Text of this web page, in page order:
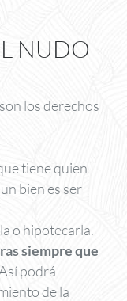
NUDO
los derechos
tiene quien
bien es ser
o hipotecarla.
siempre que
podrá
de la